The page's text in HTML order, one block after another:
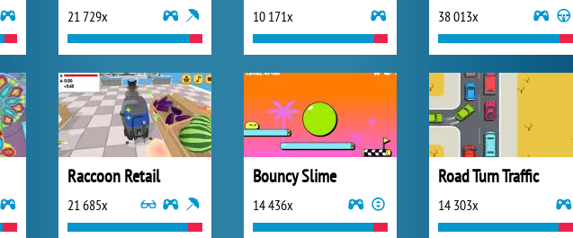
21 729x 10 171x 38 013x
Raccoon Retail
21 685x
Bouncy Slime
14 436x
Road Turn Traffic
14 303x